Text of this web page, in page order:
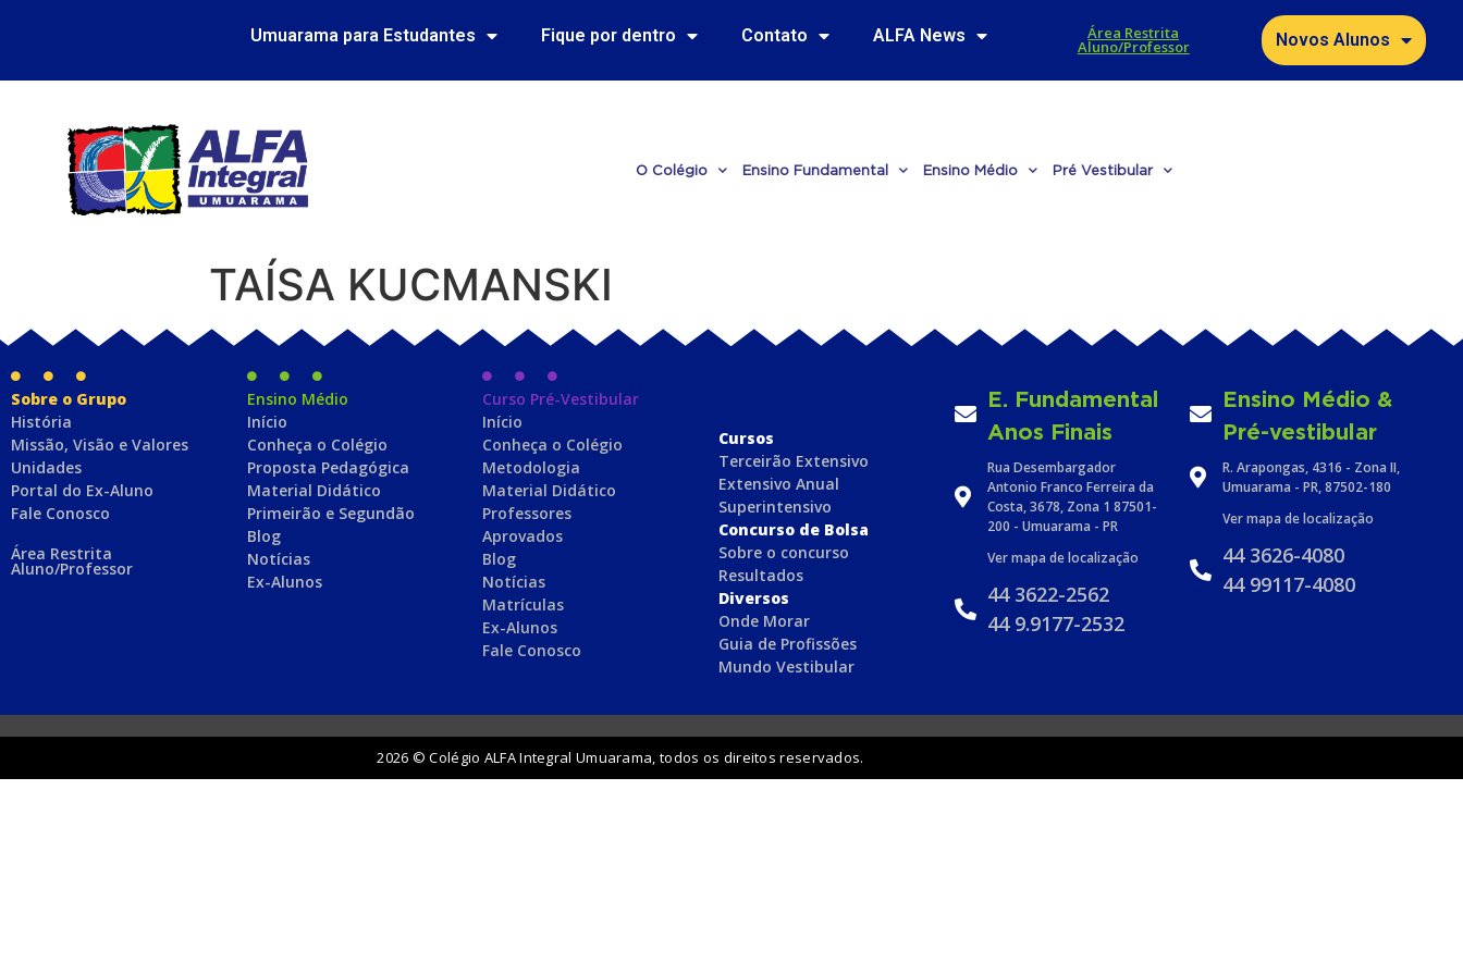
Umuarama para Estudantes Fique por dentro Contato ALFA News Área Restrita
Aluno/Professor Novos Alunos
O Colégio Ensino Fundamental Ensino Médio Pré Vestibular
TAÍSA KUCMANSKI
Sobre o Grupo
História
Missão, Visão e Valores
Unidades
Portal do Ex-Aluno
Fale Conosco
Área Restrita
Aluno/Professor
Ensino Médio
Início
Conheça o Colégio
Proposta Pedagógica
Material Didático
Primeirão e Segundão
Blog
Notícias
Ex-Alunos
Curso Pré-Vestibular
Início
Conheça o Colégio
Metodologia
Material Didático
Professores
Aprovados
Blog
Notícias
Matrículas
Ex-Alunos
Fale Conosco
Cursos
Terceirão Extensivo
Extensivo Anual
Superintensivo
Concurso de Bolsa
Sobre o concurso
Resultados
Diversos
Onde Morar
Guia de Profissões
Mundo Vestibular
E. Fundamental
Anos Finais
Rua Desembargador
Antonio Franco Ferreira da
Costa, 3678, Zona 1 87501-
200 - Umuarama - PR
Ver mapa de localização
44 3622-2562
44 9.9177-2532
Ensino Médio &
Pré-vestibular
R. Arapongas, 4316 - Zona II,
Umuarama - PR, 87502-180
Ver mapa de localização
44 3626-4080
44 99117-4080
2026 © Colégio ALFA Integral Umuarama, todos os direitos reservados.